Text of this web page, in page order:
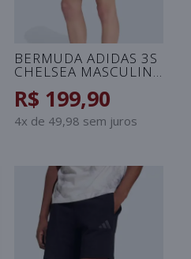
BERMUDA ADIDAS 3S
CHELSEA MASCULINA
CELESTE
R$ 199,90
4x de 49,98 sem juros